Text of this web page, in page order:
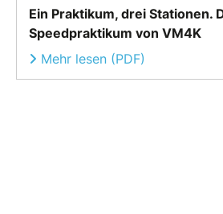
Ein Praktikum, drei Stationen.
Speedpraktikum von VM4K
Mehr lesen (PDF)